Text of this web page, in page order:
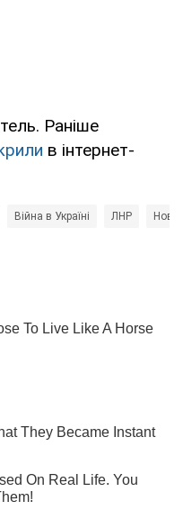
Раніше
в інтернет-
Війна в Україні ЛНР